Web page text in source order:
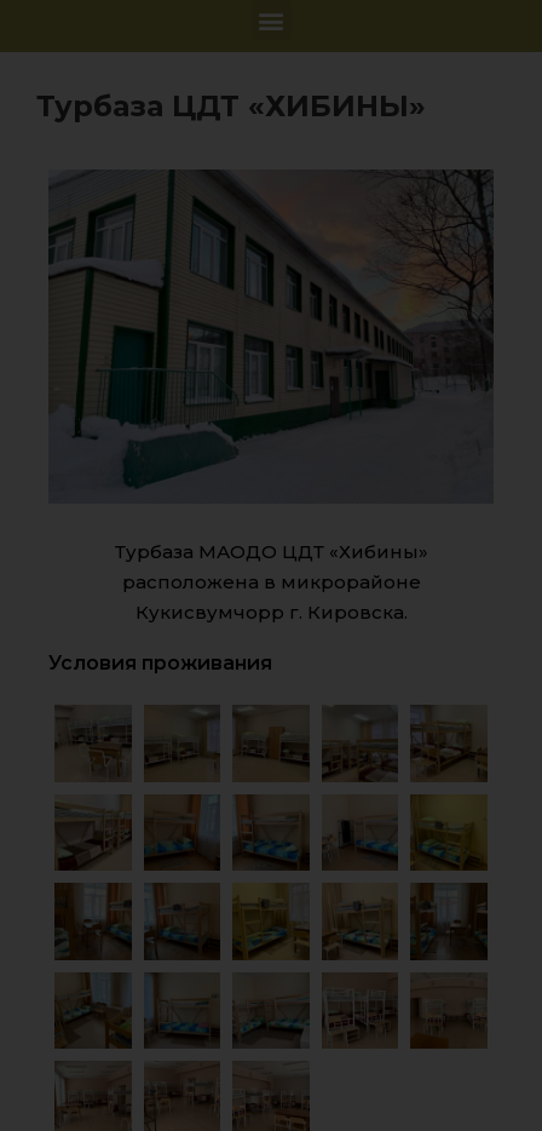
Турбаза ЦДТ «ХИБИНЫ»
Турбаза МАОДО ЦДТ «Хибины»
расположена в микрорайоне
Кукисвумчорр г. Кировска.
Условия проживания